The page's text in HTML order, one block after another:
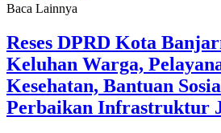
Baca Lainnya
Reses DPRD Kota
Keluhan Warga,
Kesehatan, Bantuan
Perbaikan Infrastruktur